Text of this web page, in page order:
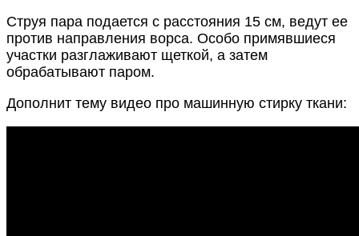
Струя пара подается с расстояния 15 см, ведут ее
против направления ворса. Особо примявшиеся
участки разглаживают щеткой, а затем
обрабатывают паром.
Дополнит тему видео про машинную стирку ткани: